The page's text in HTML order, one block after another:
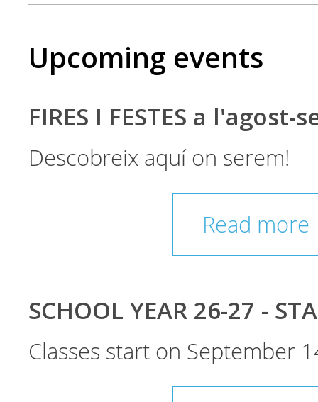
Upcoming events
FIRES I FESTES a l'agost-
Descobreix aquí on serem!
Read more
SCHOOL YEAR 26-27 -
Classes start on September